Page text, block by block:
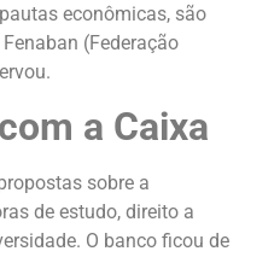
econômicas, são
(Federação
a Caixa
sobre a
de estudo, direito a
O banco ficou de